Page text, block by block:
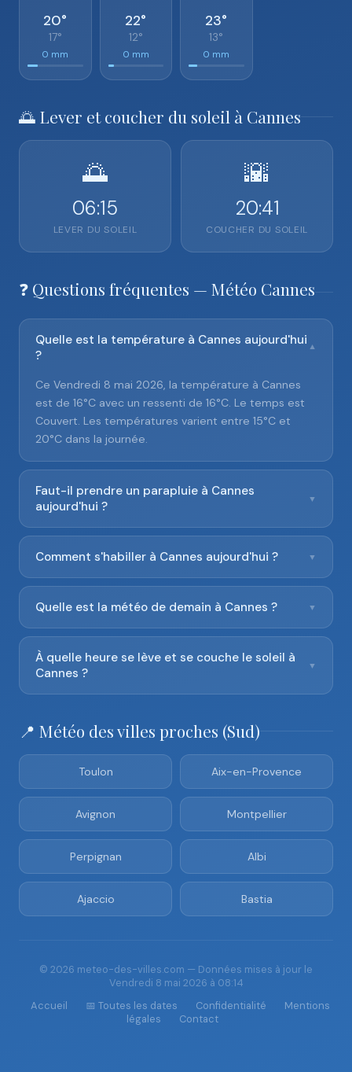
20°
17°
0 mm
22°
12°
0 mm
23°
13°
0 mm
🌅 Lever et coucher du soleil à Cannes
🌅
06:15
LEVER DU SOLEIL
🌇
20:41
COUCHER DU SOLEIL
❓ Questions fréquentes — Météo Cannes
Quelle est la température à Cannes aujourd'hui
?
▼
Ce Vendredi 8 mai 2026, la température à Cannes
est de 16°C avec un ressenti de 16°C. Le temps est
Couvert. Les températures varient entre 15°C et
20°C dans la journée.
Faut-il prendre un parapluie à Cannes
aujourd'hui ?
▼
Comment s'habiller à Cannes aujourd'hui ? ▼
Quelle est la météo de demain à Cannes ? ▼
À quelle heure se lève et se couche le soleil à
Cannes ?
▼
📍 Météo des villes proches (Sud)
Toulon Aix-en-Provence
Avignon Montpellier
Perpignan Albi
Ajaccio Bastia
© 2026 meteo-des-villes.com — Données mises à jour le
Vendredi 8 mai 2026 à 08:14
Accueil
📅 Toutes les dates Confidentialité
Mentions
légales
Contact